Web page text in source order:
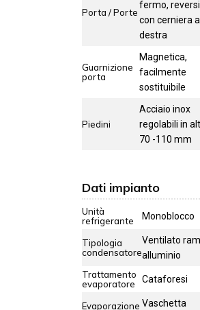
Porta / Porte
fermo,
con cerniera a
destra
Guarnizione
porta
Magnetica,
facilmente
sostituibile
Piedini
Acciaio inox
regolabili in
70 -110 mm
Dati impianto
Unità
refrigerante
Monoblocco
Tipologia
condensatore
Ventilato
alluminio
Trattamento
evaporatore
Cataforesi
Evaporazione Vaschetta